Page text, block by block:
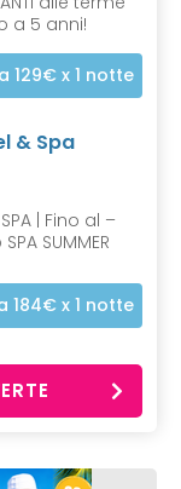
a 5 anni!
129€x 1 notte
& Spa
| Fino al –
SUMMER
184€ x 1 notte